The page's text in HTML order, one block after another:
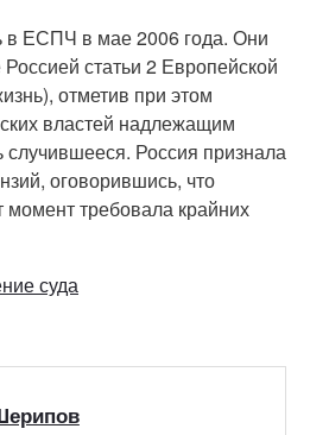
в ЕСПЧ в мае 2006 года. Они
статьи 2 Европейской
отметив при этом
властей надлежащим
случившееся. Россия признала
оговорившись, что
момент требовала крайних
суда